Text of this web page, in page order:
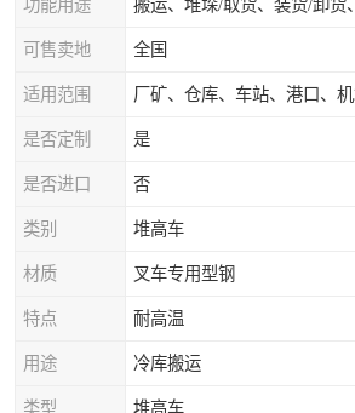
功能用途 搬运、堆垛/取货、装货/卸货、
可售卖地 全国
适用范围
是否定制 是
是否进口 否
类别 堆高车
材质 叉车专用型钢
特点 耐高温
用途 冷库搬运
类型 堆高车